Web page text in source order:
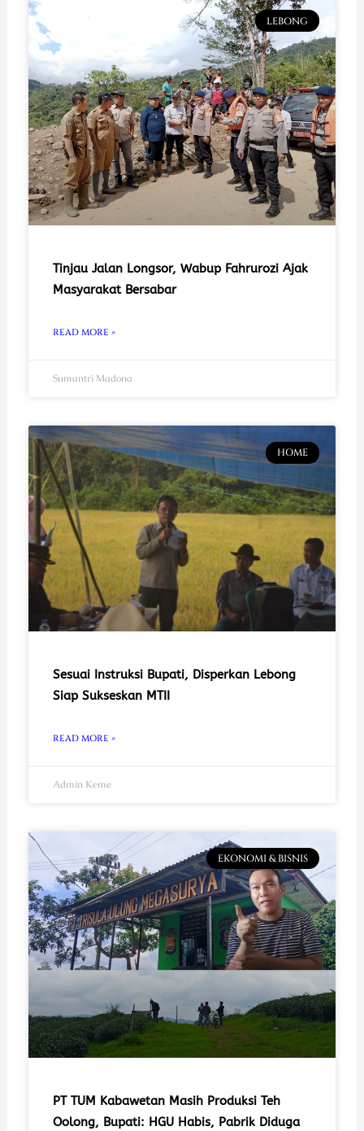
LEBONG
Tinjau Jalan Longsor, Wabup Fahrurozi Ajak
Masyarakat Bersabar
READ MORE »
Sumantri Madona
HOME
Sesuai Instruksi Bupati, Disperkan Lebong
Siap Sukseskan MTII
READ MORE »
Admin Keme
EKONOMI & BISNIS
PT TUM Kabawetan Masih Produksi Teh
Oolong, Bupati: HGU Habis, Pabrik Diduga